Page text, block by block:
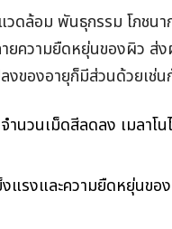
ดล้อม พันธุกรรม โภชนา
ยความยืดหยุ่นของผิว ส่
งของอายุก็มีส่วนด้วยเช่น
ำนวนเม็ดสีลดลง เมลาโ
แรงและความยืดหยุ่นขอ